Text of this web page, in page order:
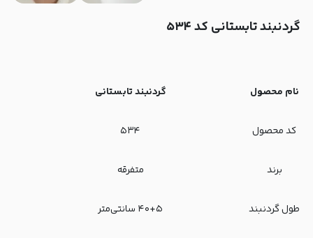
گردنبند تابستانی کد ۵۳۴
نام محصول گردنبند تابستانی
کد محصول ۵۳۴
برند متفرقه
طول گردنبند ۴۰+۵ سانتی‌متر